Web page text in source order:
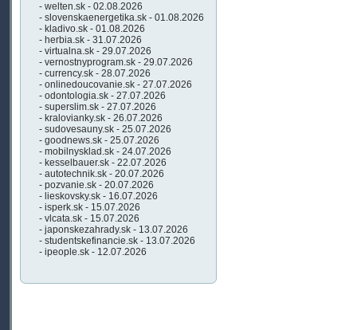
- welten.sk - 02.08.2026
- slovenskaenergetika.sk - 01.08.2026
- kladivo.sk - 01.08.2026
- herbia.sk - 31.07.2026
- virtualna.sk - 29.07.2026
- vernostnyprogram.sk - 29.07.2026
- currency.sk - 28.07.2026
- onlinedoucovanie.sk - 27.07.2026
- odontologia.sk - 27.07.2026
- superslim.sk - 27.07.2026
- kralovianky.sk - 26.07.2026
- sudovesauny.sk - 25.07.2026
- goodnews.sk - 25.07.2026
- mobilnysklad.sk - 24.07.2026
- kesselbauer.sk - 22.07.2026
- autotechnik.sk - 20.07.2026
- pozvanie.sk - 20.07.2026
- lieskovsky.sk - 16.07.2026
- isperk.sk - 15.07.2026
- vlcata.sk - 15.07.2026
- japonskezahrady.sk - 13.07.2026
- studentskefinancie.sk - 13.07.2026
- ipeople.sk - 12.07.2026